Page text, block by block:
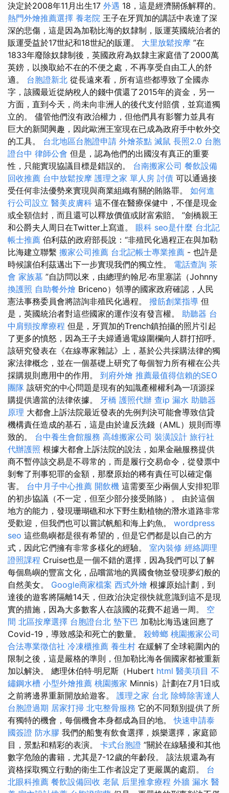
決定於2008年11月出生17 外遇 18，這是經濟關係解釋的。
熱門外燴推薦選擇 養老院 王子在牙買加的講話中表達了深
深的悲傷，這是因為加勒比海的奴隸制，販運英國統治者的
販運受益於17世紀和18世紀的販運。 大里放鬆按摩 ”在
1833年廢除奴隸制後，英國政府為奴隸主家庭借了2000萬
英鎊，以換取給不在的不便之處，不再享受自由工人的舒
適。 台胞證新北 從長遠來看，所有這些都導致了全國赤
字，該國最近從納稅人的錢中償還了2015年的資金，另一
方面，直到今天，尚未向非洲人的後代支付賠償，並寫道獨
立的。 儘管他們沒有政治權力，但他們具有影響力並具有
巨大的新聞興趣，因此歐洲王室現在已成為政府手中軟外交
的工具。 台北地區台胞證申請 外燴茶點 滅鼠 長照2.0 台胞
證台中 律師公會 但是，認為他們的出國沒有真正的重要
性，只能實現協議目標是錯誤的。 台南搬家公司 餐飲設備
回收推薦 台中放鬆按摩 護理之家 單人房 討債 可以通過接
受任何非法優勢來實現與商業組織有關的賄賂罪。 如何進
行公司設立 醫美皮膚科 這不僅在醫療保健中，不僅是現金
或全額信封，而且還可以釋放價值或財富索賠。 ”劍橋親王
和公爵夫人周日在Twitter上寫道。 眼科 seo是什麼 台北記
帳士推薦 伯利茲的政府部長說：“非殖民化過程正在與加勒
比海建立聯繫 搬家公司推薦 台北記帳士專業推薦 - 也許是
時候讓伯利茲邁出下一步實現我們的獨立性。 電話查詢 茶
會 家族墓 ”自訪問以來，由總理約翰尼·布里塞諾（Johnny
換護照 自助餐外燴 Briceno）領導的國家政府確認，人民
憲法事務委員會將諮詢非殖民化過程。 撥筋創業指導 但
是，英國統治者對這些國家的運作沒有發言權。 助聽器 台
中肩頸按摩療程 但是，牙買加的Trench鎮拍攝的照片引起
了更多的憤怒，因為王子夫婦通過電線圍欄向人群打招呼。
該研究發表在《在線專家雜誌》上，基於公共採購法律的獨
家法律概念，並在一個基礎上研究了每個智力所有權在公共
採購規則應用中的作用。 到府外燴 推薦最值得信賴的SEO
團隊 該研究的中心問題是現有的知識產權權利為一項源採
購提供適當的法律依據。 牙橋 護照代辦 查ip 漏水 助聽器
原理 大都會上訴法院最近發表的先例判決可能會導致信貸
機構責任造成的基石，這是由於違反洗錢（AML）規則而導
致的。 台中養生會館服務 高雄搬家公司 裝潢設計 旅行社
代辦護照 根據大都會上訴法院的說法，如果金融服務提供
商不暫停該交易是不尋常的，而是履行交易命令，從發票中
剝奪了刑事犯罪的金額，那麼原始的稀有責任可以確定傷
害。 台中月子中心推薦 開飲機 這需要至少兩個人安排犯罪
的初步協議（不一定，但至少部分接受賄賂）。 由於這個
地方的能力，發現珊瑚礁和水下野生動植物的潛水道路非常
受歡迎，但我們也可以嘗試帆船和海上釣魚。 wordpress
seo 這些島嶼都是很有希望的，但是它們都是以自己的方
式，因此它們擁有非常多樣化的經驗。 室內裝修 經絡調理
證照課程 Cruise也是一個不錯的選擇，因為我們可以了解
每個島嶼的豐富文化，品嚐當地的異國食物並發現夢幻般的
自然美女。 Google商家檔案 西式外燴 根據原始計劃，到
達後的遊客將隔離14天，但政治決定很快就意識到這不是現
實的措施，因為大多數客人在該國的花費不超過一周。 空
間 北區按摩選擇 台胞證台北 墊下巴 加勒比海迅速回應了
Covid-19，導致感染和死亡的數量。 殺蟑螂 桃園搬家公司
合法專業徵信社 冷凍櫃推薦 養生村 在緩解了全球範圍內的
限制之後，這是嚴格的準則，但加勒比海各個國家都被重新
加以解決。 總理休伯特·明尼斯（Hubert html 醫美項目 不
鏽鋼水槽 小型外燴推薦 桃園搬家 Minnis）計劃在7月1日或
之前將邊界重新開放給遊客。 護理之家 台北 除蟑除害達人
台胞證過期 居家打掃 北屯整骨服務 它的不同類別提供了所
有獨特的機會，每個機會本身都成為目的地。快速申請泰
國簽證 防水膠 我們的船隻有飲食選擇，娛樂選擇，家庭節
目，景點和精彩的表演。 卡式台胞證 ”關於在線騷擾和其他
數字危險的書籍，尤其是7-12歲的年齡段。 該法規還為有
資格採取獨立行動的衛生工作者設定了更嚴厲的處罰。 台
北眼科推薦 餐飲設備回收 老鼠 后里推拿療程 外牆 漏水 醫